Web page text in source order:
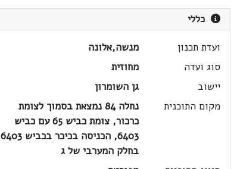
כללי
ועדת תכנון
מנשה,אלונה
סוג ועדה
מחוזית
יישוב
גן השומרון
מקום התוכנית
נחלה 84 נמצאת בסמוך לצומת
כרכור, צומת כביש 65 עם כביש
6403, הכניסה בכיכר בכביש 6403
בחלק המערבי של ג